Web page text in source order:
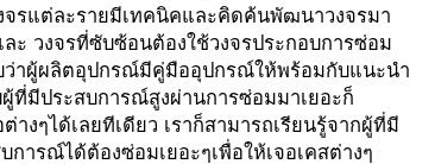
รแต่ละรายมีเทคนิคและคิดค้นพัฒนาวงจรมา
ะ วงจรที่ซับซ้อนต้องใช้วงจรประกอบการซ่อม
ว่าผู้ผลิตอุปกรณ์มีคู่มืออุปกรณ์ให้พร้อมกับแนะนำ
มีประสบการณ์สูงผ่านการซ่อมมาเยอะก็
งๆได้เลยทีเดียว เราก็สามารถเรียนรู้จากผู้ที่มี
ารณ์ได้ต้องซ่อมเยอะๆเพื่อให้เจอเคสต่างๆ